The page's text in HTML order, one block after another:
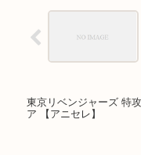
東京リベンジャーズ 特
ア 【アニセレ】